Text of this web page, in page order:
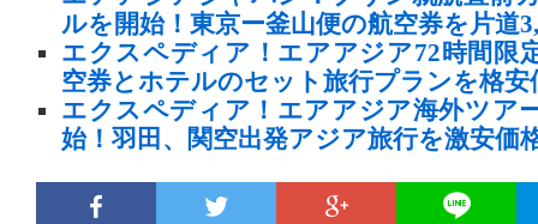
ルを開始！東京ー釜山便の航空券を片道
エクスペディア！エアアジア72時間限
空券とホテルのセット旅行プランを格安
エクスペディア！エアアジア海外ツア
始！羽田、関空出発アジア旅行を激安価